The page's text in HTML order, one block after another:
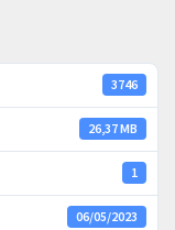
3746
26,37 MB
1
06/05/2023